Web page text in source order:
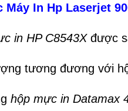
Máy In Hp Laserjet
in HP C8543X được
tương đương với
hộp mực in Datamax